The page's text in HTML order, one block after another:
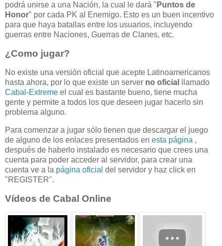
podrá unirse a una Nación, la cual le dará " Puntos de
Honor" por cada PK al Enemigo. Esto es un buen incentivo
para que haya batallas entre los usuarios, incluyendo
guerras entre Naciones, Guerras de Clanes, etc.
¿Como jugar?
No existe una versión oficial que acepte Latinoamericanos
hasta ahora, por lo que existe un server no oficial
llamado
Cabal-Extreme el cual es bastante bueno, tiene mucha
gente y permite a todos los que deseen jugar hacerlo sin
problema alguno.
Para comenzar a jugar sólo tienen que descargar el juego
de alguno de los enlaces presentados en esta página ,
después de haberlo instalado es necesario que crees una
cuenta para poder acceder al servidor, para crear una
cuenta ve a la página oficial del servidor y haz click en
"REGISTER".
Vídeos de Cabal Online